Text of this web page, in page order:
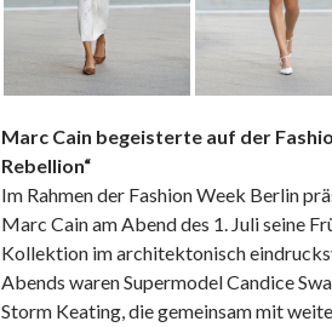
Marc Cain begeisterte auf der
Rebellion“
Im Rahmen der Fashion Week Berlin
Marc Cain am Abend des 1. Juli seine
Kollektion im architektonisch
Abends waren Supermodel Candice
Storm Keating, die gemeinsam mit